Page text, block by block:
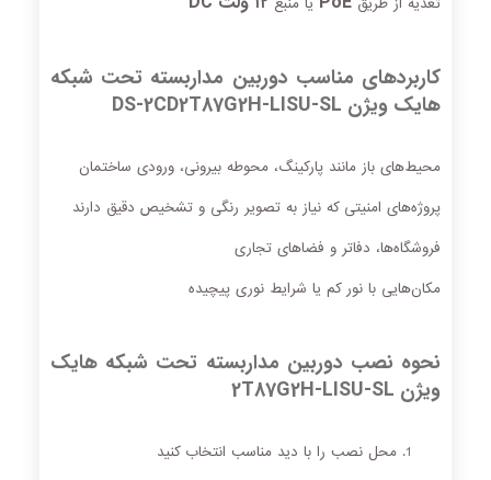
کاربردهای مناسب دوربین مداربسته تحت شبکه
هایک ویژن DS‑2CD2T87G2H‑LISU‑SL
محیط‌های باز مانند پارکینگ، محوطه بیرونی، ورودی ساختمان
پروژه‌های امنیتی که نیاز به تصویر رنگی و تشخیص دقیق دارند
فروشگاه‌ها، دفاتر و فضاهای تجاری
مکان‌هایی با نور کم یا شرایط نوری پیچیده
نحوه نصب دوربین مداربسته تحت شبکه هایک
ویژن 2T87G2H‑LISU‑SL
محل نصب را با دید مناسب انتخاب کنید